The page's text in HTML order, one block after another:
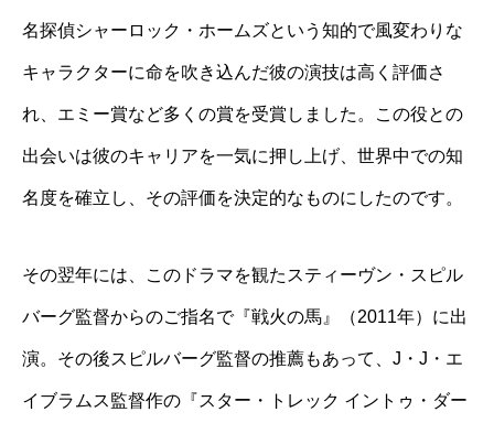
名探偵シャーロック・ホームズという知的で風変わりな
キャラクターに命を吹き込んだ彼の演技は高く評価さ
れ、エミー賞など多くの賞を受賞しました。この役との
出会いは彼のキャリアを一気に押し上げ、世界中での知
名度を確立し、その評価を決定的なものにしたのです。
その翌年には、このドラマを観たスティーヴン・スピル
バーグ監督からのご指名で『戦火の馬』（2011年）に出
演。その後スピルバーグ監督の推薦もあって、J・J・エ
イブラムス監督作の『スター・トレック イントゥ・ダー